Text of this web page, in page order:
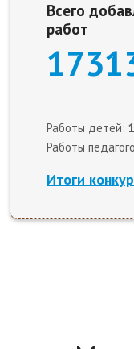
Всего
работ
Работы детей:
Работы
Итоги